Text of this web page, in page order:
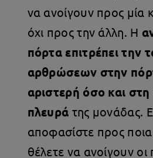
να ανοίγουν προς μία
όχι προς την άλλη. Η
πόρτα επιτρέπει την
αρθρώσεων στην
αριστερή όσο και στη
πλευρά της μονάδας.
αποφασίστε προς
θέλετε να ανοίγουν οι